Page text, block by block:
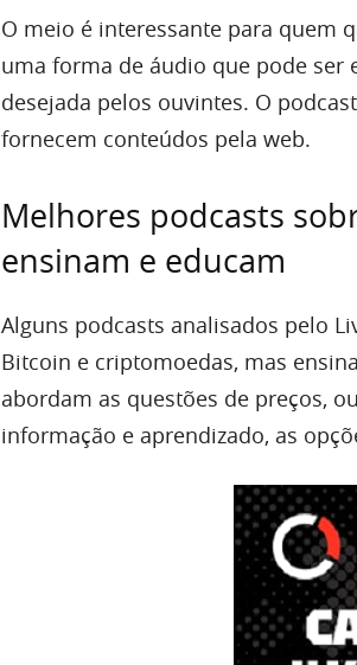
O meio é interessante para quem
uma forma de áudio que pode ser
desejada pelos ouvintes. O
fornecem conteúdos pela web.
Melhores podcasts
ensinam e educam
Alguns podcasts analisados pelo
Bitcoin e criptomoedas, mas
abordam as questões de preços,
informação e aprendizado, as